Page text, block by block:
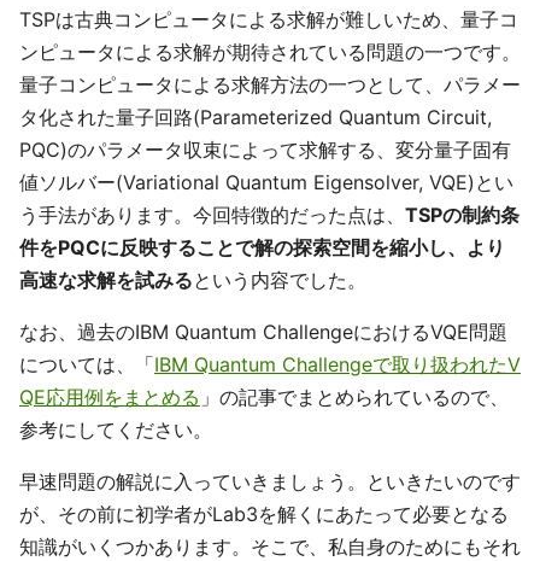
TSPは古典コンピュータによる求解が難しいため、量子コ
ンピュータによる求解が期待されている問題の一つです。
量子コンピュータによる求解方法の一つとして、パラメー
タ化された量子回路(Parameterized Quantum Circuit,
PQC)のパラメータ収束によって求解する、変分量子固有
値ソルバー(Variational Quantum Eigensolver, VQE)とい
う手法があります。今回特徴的だった点は、 TSPの制約条
件をPQCに反映することで解の探索空間を縮小し、より
高速な求解を試みるという内容でした。
なお、過去のIBM Quantum ChallengeにおけるVQE問題
については、「IBM Quantum Challengeで取り扱われたV
QE応用例をまとめる 」の記事でまとめられているので、
参考にしてください。
早速問題の解説に入っていきましょう。といきたいのです
が、その前に初学者がLab3を解くにあたって必要となる
知識がいくつかあります。そこで、私自身のためにもそれ